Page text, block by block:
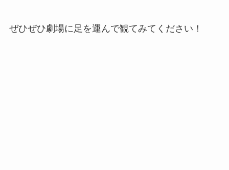
ぜひぜひ劇場に足を運んで観てみてください！